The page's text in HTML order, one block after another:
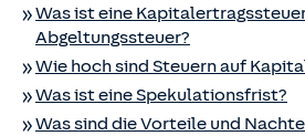
Was ist eine
Abgeltungssteuer?
Wie hoch sind Steuern auf
Was ist eine Spekulationsfrist?
Was sind die Vorteile und